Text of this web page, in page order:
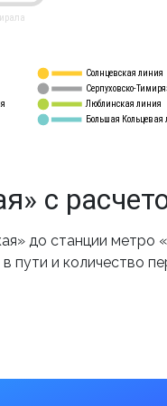
Солнцевская линия
Серпуховско-
Люблинская линия
Большая Кольцевая
с
до станции метро
и количество